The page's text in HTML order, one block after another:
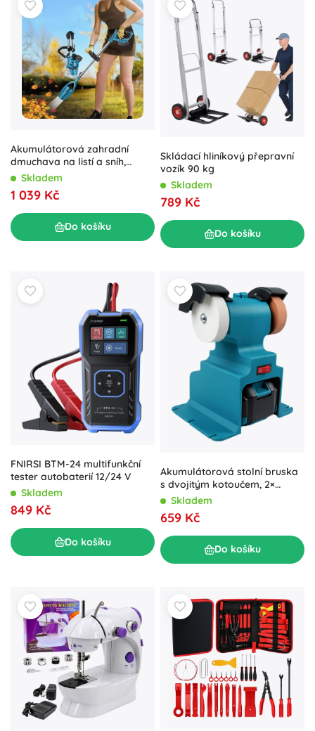
Akumulátorová zahradní
dmuchava na listí a sníh,
skládací, 2× akumulátor 1300
Skladem
1 039 Kč
Do košíku
Skládací hliníkový přepravní
vozík 90 kg
Skladem
789 Kč
Do košíku
FNIRSI BTM-24 multifunkční
tester autobaterií 12/24 V
Skladem
849 Kč
Do košíku
Akumulátorová stolní bruska
s dvojitým kotoučem, 2×
baterie
Skladem
659 Kč
Do košíku